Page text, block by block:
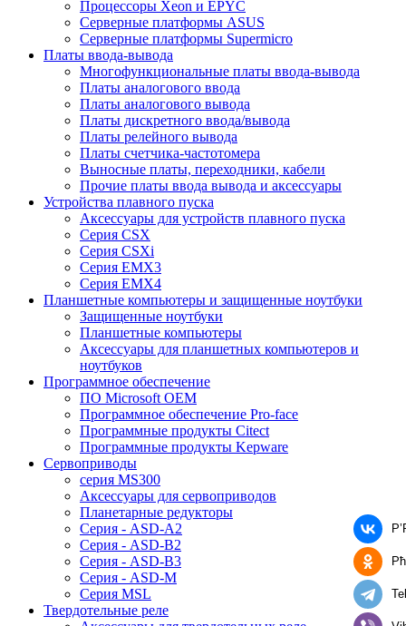
Процессоры Xeon и EPYC
Серверные платформы ASUS
Серверные платформы Supermicro
Платы ввода-вывода
Многофункциональные платы ввода-вывода
Платы аналогового ввода
Платы аналогового вывода
Платы дискретного ввода/вывода
Платы релейного вывода
Платы счетчика-частотомера
Выносные платы, переходники, кабели
Прочие платы ввода вывода и аксессуары
Устройства плавного пуска
Аксессуары для устройств плавного пуска
Серия CSX
Серия CSXi
Серия EMX3
Серия EMX4
Планшетные компьютеры и защищенные ноутбуки
Защищенные ноутбуки
Планшетные компьютеры
Аксессуары для планшетных компьютеров и
ноутбуков
Программное обеспечение
ПО Microsoft OEM
Программное обеспечение Pro-face
Программные продукты Citect
Программные продукты Kepware
Сервоприводы
серия MS300
Аксессуары для сервоприводов
Планетарные редукторы
Серия - ASD-A2
Серия - ASD-B2
Серия - ASD-B3
Серия - ASD-M
Серия MSL
Твердотельные реле